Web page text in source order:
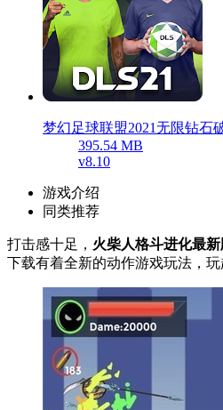
梦幻足球联盟2021无限钻石
395.54 MB
v8.10
游戏介绍
同类推荐
打击感十足， 火柴人格斗进化最新
下载有着全新的动作游戏玩法，